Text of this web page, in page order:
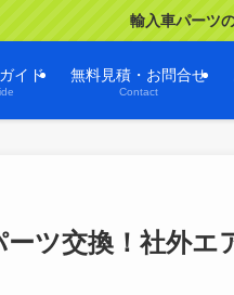
輸入車パーツ
イド 無料見積・お問合せ
Contact
ツ交換！社外エ